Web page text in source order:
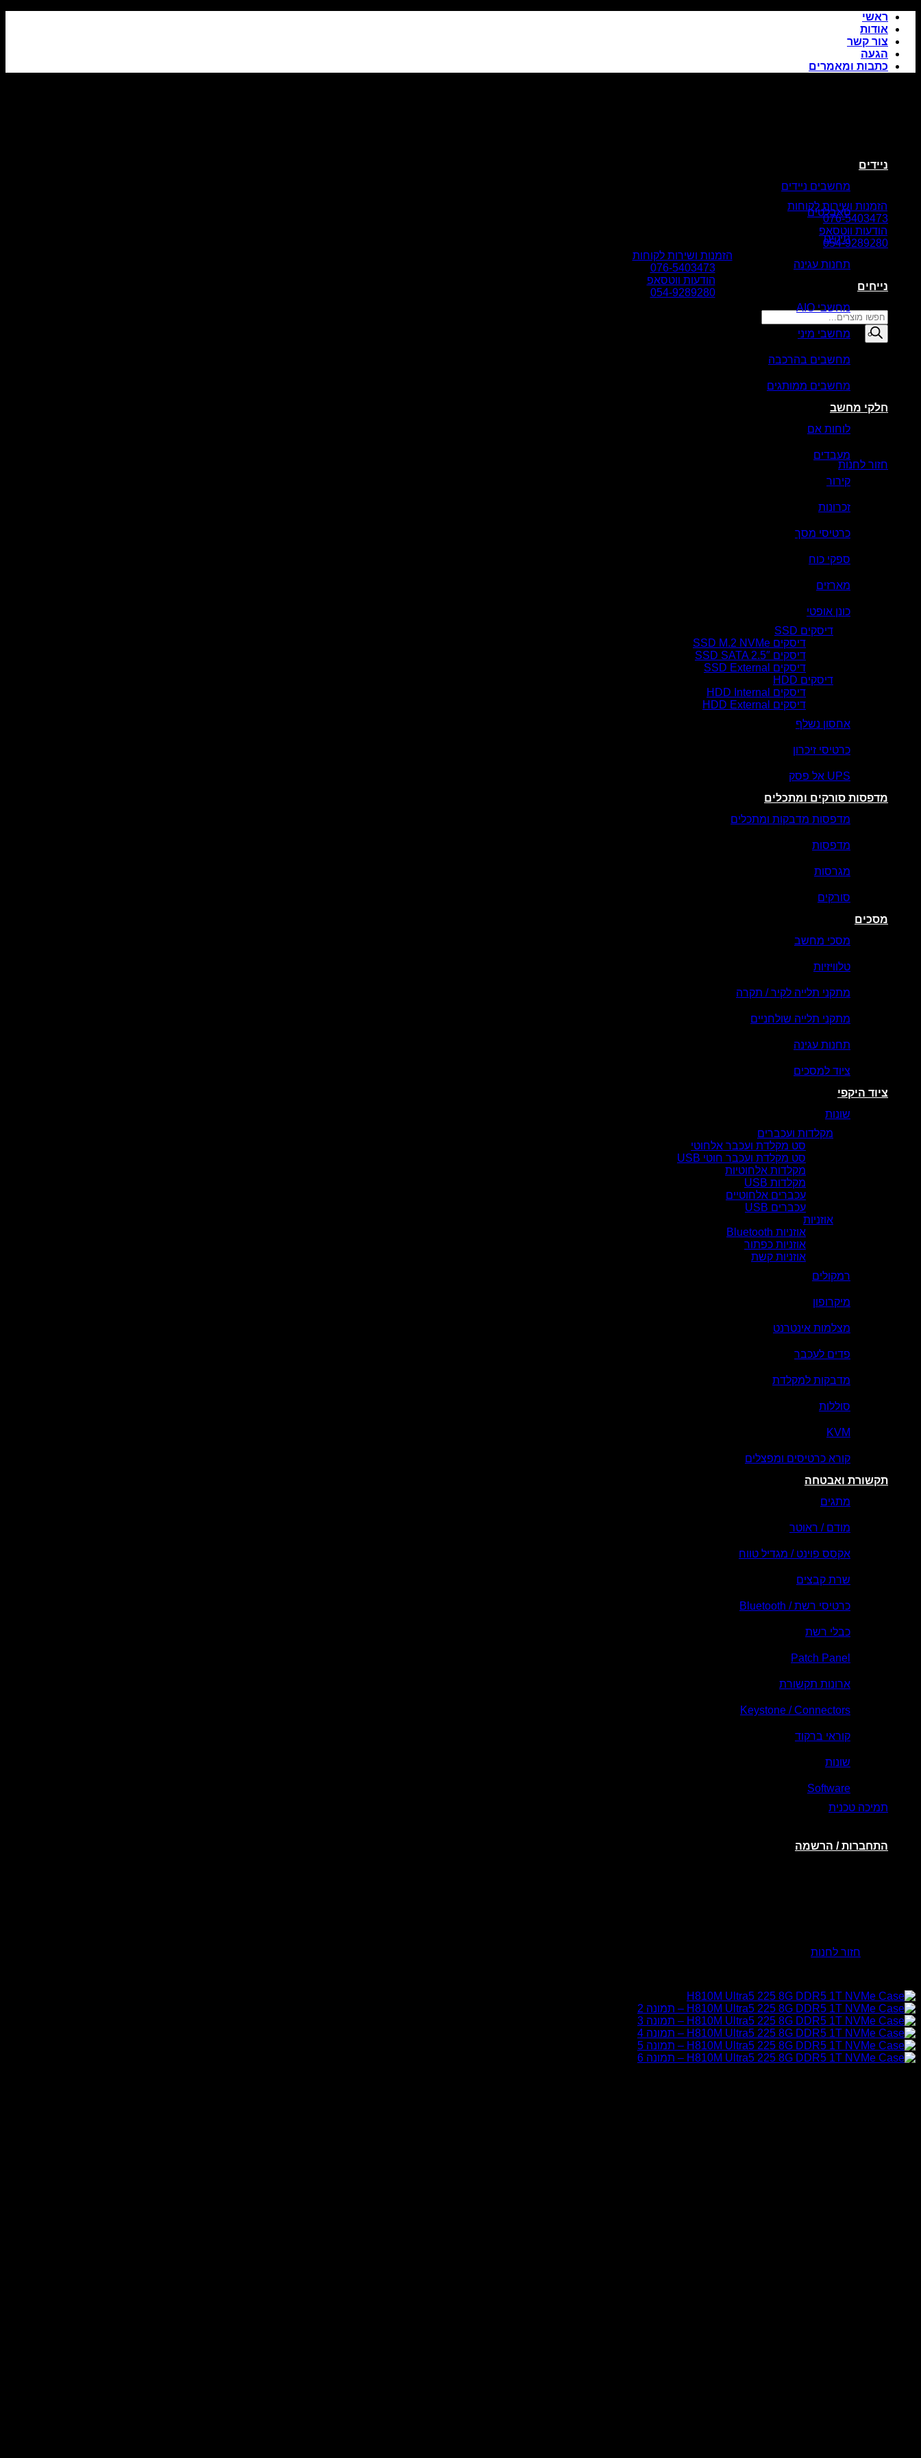
Skip
content
ראשי
אודות
צור קשר
הגעה
כתבות ומאמרים
הזמנות ושירות לקוחות
076-5403473
הודעות ווטסאפ
054-9289280
הזמנות ושירות לקוחות
076-5403473
הודעות ווטסאפ
054-9289280
Products
search
סל קניות
חזור לחנות
ניידים
מחשבים ניידים
טאבלטים
תיקים
תחנות עגינה
נייחים
מחשבי AIO
מחשבי מיני
מחשבים בהרכבה
מחשבים ממותגים
חלקי מחשב
לוחות אם
מעבדים
קירור
זכרונות
כרטיסי מסך
ספקי כוח
מארזים
כונן אופטי
דיסקים SSD
דיסקים SSD M.2 NVMe
דיסקים SSD SATA 2.5″
דיסקים SSD External
דיסקים HDD
דיסקים HDD Internal
דיסקים HDD External
אחסון נשלף
כרטיסי זיכרון
UPS אל פסק
מדפסות סורקים ומתכלים
מדפסות מדבקות ומתכלים
מדפסות
מגרסות
סורקים
מסכים
מסכי מחשב
טלוויזיות
מתקני תלייה לקיר / תקרה
מתקני תלייה שולחניים
תחנות עגינה
ציוד למסכים
ציוד היקפי
שונות
מקלדות ועכברים
סט מקלדת ועכבר אלחוטי
סט מקלדת ועכבר חוטי USB
מקלדות אלחוטיות
מקלדות USB
עכברים אלחוטיים
עכברים USB
אוזניות
אוזניות Bluetooth
אוזניות כפתור
אוזניות קשת
רמקולים
מיקרופון
מצלמות אינטרנט
פדים לעכבר
מדבקות למקלדת
סוללות
KVM
קורא כרטיסים ומפצלים
תקשורת ואבטחה
מתגים
מודם / ראוטר
אקסס פוינט / מגדיל טווח
שרת קבצים
כרטיסי רשת / Bluetooth
כבלי רשת
Patch Panel
ארונות תקשורת
Keystone / Connectors
קוראי ברקוד
שונות
Software
תמיכה טכנית
התחברות / הרשמה
חזור לחנות